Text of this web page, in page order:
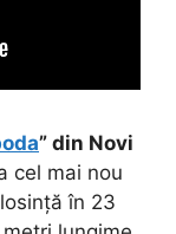
” din Novi
cel mai nou
în 23